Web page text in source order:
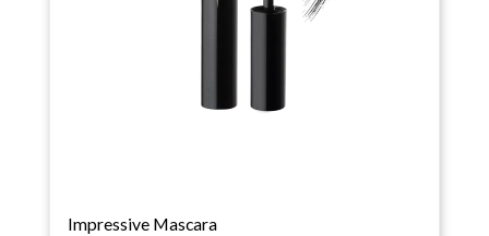
Impressive Mascara